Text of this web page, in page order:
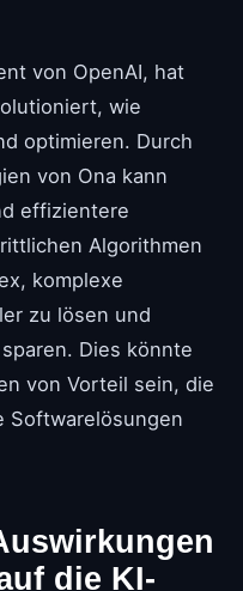
von OpenAI, hat
wie
optimieren. Durch
von Ona kann
effizientere
Algorithmen
komplexe
zu lösen und
Dies könnte
von Vorteil sein, die
Softwarelösungen
die KI-